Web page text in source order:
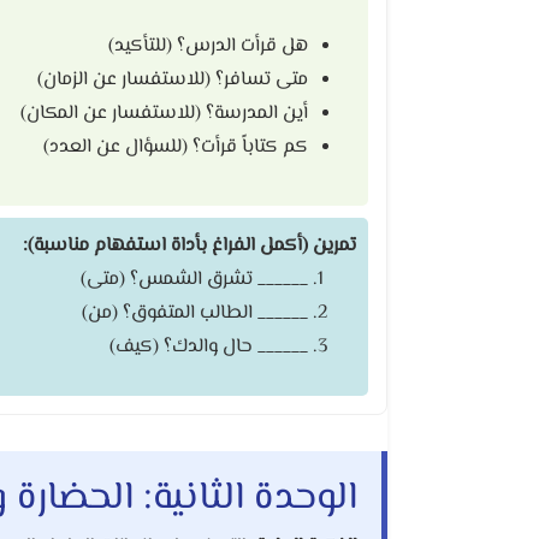
هل قرأت الدرس؟ (للتأكيد)
متى تسافر؟ (للاستفسار عن الزمان)
أين المدرسة؟ (للاستفسار عن المكان)
كم كتاباً قرأت؟ (للسؤال عن العدد)
تمرين (أكمل الفراغ بأداة استفهام مناسبة):
______ تشرق الشمس؟ (متى)
______ الطالب المتفوق؟ (من)
______ حال والدك؟ (كيف)
الوحدة الثانية: